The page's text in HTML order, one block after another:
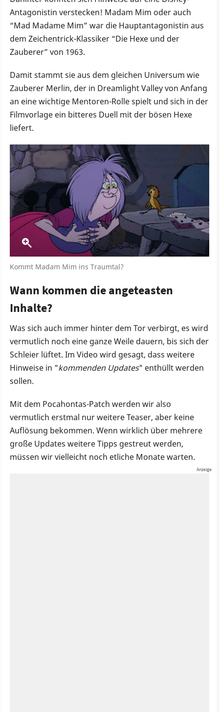
Antagonistin verstecken! Madam Mim oder auch
“Mad Madame Mim” war die Hauptantagonistin aus
dem Zeichentrick-Klassiker “Die Hexe und der
Zauberer” von 1963.
Damit stammt sie aus dem gleichen Universum wie
Zauberer Merlin, der in Dreamlight Valley von Anfang
an eine wichtige Mentoren-Rolle spielt und sich in der
Filmvorlage ein bitteres Duell mit der bösen Hexe
liefert.
Kommt Madam Mim ins Traumtal?
Wann kommen die angeteasten
Inhalte?
Was sich auch immer hinter dem Tor verbirgt, es wird
vermutlich noch eine ganze Weile dauern, bis sich der
Schleier lüftet. Im Video wird gesagt, dass weitere
Hinweise in "kommenden Updates" enthüllt werden
sollen.
Mit dem Pocahontas-Patch werden wir also
vermutlich erstmal nur weitere Teaser, aber keine
Auflösung bekommen. Wenn wirklich über mehrere
große Updates weitere Tipps gestreut werden,
müssen wir vielleicht noch etliche Monate warten.